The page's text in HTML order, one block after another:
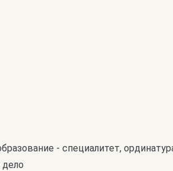
- специалитет,